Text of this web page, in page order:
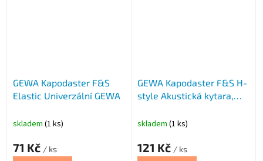
GEWA Kapodaster F&S
Elastic Univerzální GEWA
skladem (1 ks)
71 Kč / ks
GEWA Kapodaster F&S H-
style Akustická kytara,
skladem (1 ks)
121 Kč / ks